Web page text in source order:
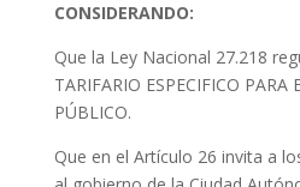
CONSIDERANDO:
Que la Ley Nacional 27.218
TARIFARIO ESPECIFICO
PÚBLICO.
Que en el Artículo 26 invita a